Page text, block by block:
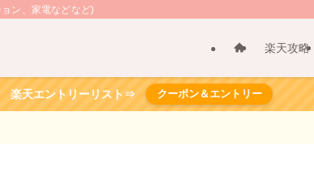
ン、家電などなど)
楽天攻略
楽天エントリーリスト⇒ クーポン＆エントリー